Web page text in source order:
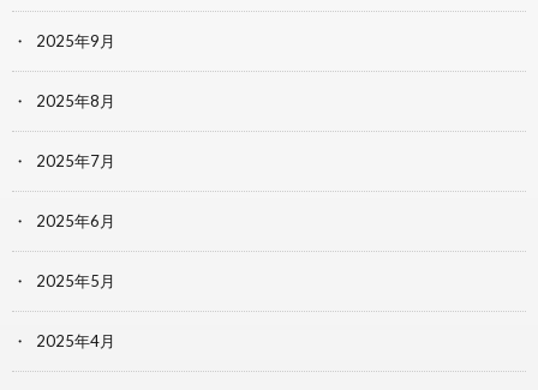
2025年9月
2025年8月
2025年7月
2025年6月
2025年5月
2025年4月